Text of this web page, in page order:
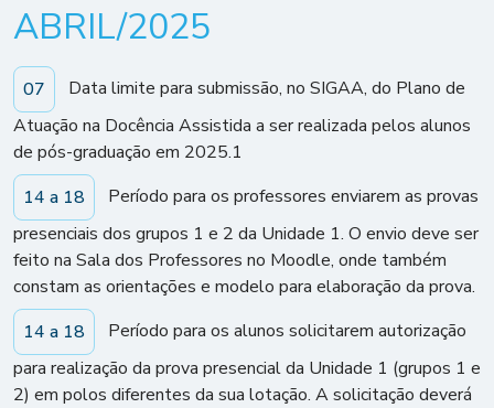
ABRIL/2025
07
Data limite para submissão, no SIGAA, do Plano de
Atuação na Docência Assistida a ser realizada pelos alunos
de pós-graduação em 2025.1
14 a 18
Período para os professores enviarem as provas
presenciais dos grupos 1 e 2 da Unidade 1. O envio deve ser
feito na Sala dos Professores no Moodle, onde também
constam as orientações e modelo para elaboração da prova.
14 a 18
Período para os alunos solicitarem autorização
para realização da prova presencial da Unidade 1 (grupos 1 e
2) em polos diferentes da sua lotação. A solicitação deverá